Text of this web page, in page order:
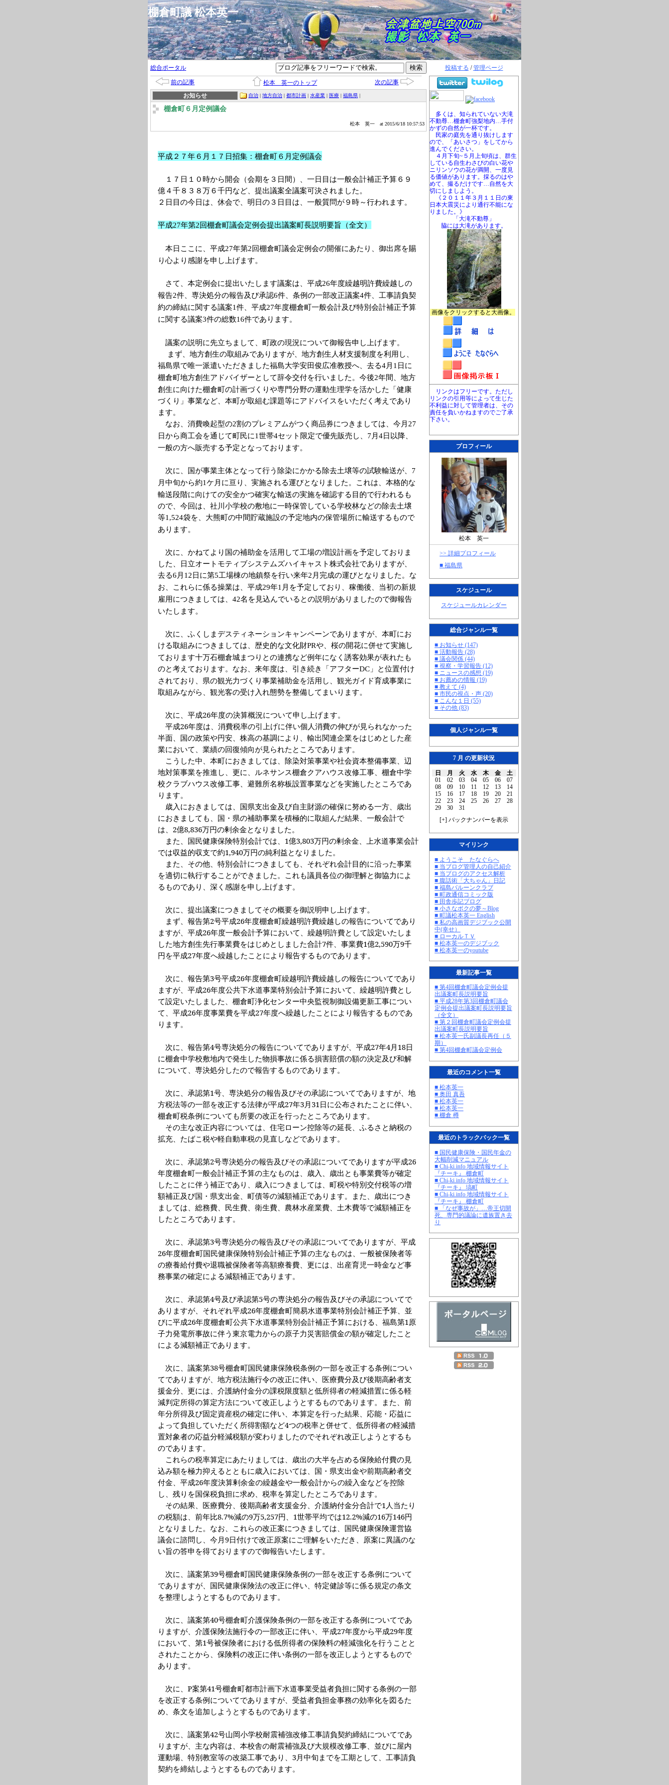
棚倉町議 松本英一
投稿する /管理ページ
多くは、知られていない大滝
不動尊…棚倉町強梨地内…手付
かずの自然が一杯です。
民家の庭先を通り抜けします
ので、「あいさつ」をしてから
進んでください。
４月下旬~５月上旬頃は、群生
している自生わさびの白い花や
ニリンソウの花が満開、一度見
る価値があります。採るのはや
めて、撮るだけです…自然を大
切にしましよう。
《２０１１年３月１１日の東
日本大震災により通行不能にな
りました。》
「大滝不動尊」
脇には大滝があります。
画像をクリックすると大画像。
リンクはフリーです。ただし
リンクの引用等によって生じた
不利益に対して管理者は、その
責任を負いかねますのでご了承
下さい。
プロフィール
松本 英一
>> 詳細プロフィール
■ 福島県
スケジュール
スケジュールカレンダー
総合ジャンル一覧
■ お知らせ (147)
■ 活動報告 (28)
■ 議会関係 (44)
■ 視察・学習報告 (12)
■ ニュースの感想 (19)
■ お薦めの情報 (19)
■ 教えて (4)
■ 市民の視点・声 (20)
■ こんな１日 (55)
■ その他 (83)
個人ジャンル一覧
7 月 の更新状況
日 月 火 水 木 金
土
01
02 03 04 05 06
07
08
09 10 11 12 13
14
15
16 17 18 19 20
21
22
23 24 25 26 27
28
29
30
31
[+] バックナンバーを表示
マイリンク
■ ようこそ たなぐらへ
■ 当ブログ管理人の自己紹介
■ 当ブログのアクセス解析
■ 腹話術「大ちゃん」日記
■ 福島バルーンクラブ
■ 町政通信コミック版
■ 田舎歩記ブログ
■ 小さなボクの夢～Blog
■ 町議松本英一 English
■ 私の高画質デジブック公開
中(幸せ）
■ ローカルＴＶ
■ 松本英一のデジブック
■ 松本英一のyoutube
最新記事一覧
■ 第4回棚倉町議会定例会提
出議案町長説明要旨
■ 平成28年第3回棚倉町議会
定例会提出議案町長説明要旨
（全文）
■ 第２回棚倉町議会定例会提
出議案町長説明要旨
■ 松本英一氏副議長再任（５
期）
■ 第4回棚倉町議会定例会
最近のコメント一覧
■ 松本英一
■ 奥田 真吾
■ 松本英一
■ 松本英一
■ 棚倉 樽
最近のトラックバック一覧
■ 国民健康保険・国民年金の
大幅削減マニュアル
■ Chi-ki.info 地域情報サイト
『チーキ』 棚倉町
■ Chi-ki.info 地域情報サイト
『チーキ』 塙町
■ Chi-ki.info 地域情報サイト
『チーキ』 棚倉町
■ 「なぜ事故が」…帝王切開
死、専門的議論に遺族置き去
り
総合ポータル
前の記事 松本 英一のトップ
次の記事
お知らせ
自治 | 地方自治 | 都市計画 | 水産業 | 医療 | 福島県 |
棚倉町６月定例議会
松本 英一 at 2015/6/18 10:57:53
平成２７年６月１７日招集：棚倉町６月定例議会
１７日１０時から開会（会期を３日間）、一日目は一般会計補正予算６９
億４千８３８万６千円など、提出議案全議案可決されました。
２日目の今日は、休会で、明日の３日目は、一般質問が９時～行われます。
平成27年第2回棚倉町議会定例会提出議案町長説明要旨（全文）
本日ここに、平成27年第2回棚倉町議会定例会の開催にあたり、御出席を賜
り心より感謝を申し上げます。
さて、本定例会に提出いたします議案は、平成26年度繰越明許費繰越しの
報告2件、専決処分の報告及び承認6件、条例の一部改正議案4件、工事請負契
約の締結に関する議案1件、平成27年度棚倉町一般会計及び特別会計補正予算
に関する議案3件の総数16件であります。
議案の説明に先立ちまして、町政の現況について御報告申し上げます。
まず、地方創生の取組みでありますが、地方創生人材支援制度を利用し、
福島県で唯一派遣いただきました福島大学安田俊広准教授へ、去る4月 1 日に
棚倉町地方創生アドバイザーとして辞令交付を行いました。今後2年間、地方
創生に向けた棚倉町の計画づくりや専門分野の運動生理学を活かした「健康
づくり」事業など、本町が取組む課題等にアドバイスをいただく考えであり
ます。
なお、消費喚起型の2割のプレミアムがつく商品券につきましては、今月 27
日から商工会を通じて町民に1世帯4セット限定で優先販売し、 7 月4日以降、
一般の方へ販売する予定となっております。
次に、国が事業主体となって行う除染にかかる除去土壌等の試験輸送が、 7
月中旬から約1ケ月に亘り、実施される運びとなりました。これは、本格的な
輸送段階に向けての安全かつ確実な輸送の実施を確認する目的で行われるも
ので、今回は、社川小学校の敷地に一時保管している学校林などの除去土壌
等1,524袋を、大熊町の中間貯蔵施設の予定地内の保管場所に輸送するもので
あります。
次に、かねてより国の補助金を活用して工場の増設計画を予定しておりま
した、日立オートモティブシステムズハイキャスト株式会社でありますが、
去る6 月 12日に第5工場棟の地鎮祭を行い来年2 月完成の運びとなりました。な
お、これらに係る操業は、平成29年1 月を予定しており、稼働後、当初の新規
雇用につきましては、42名を見込んでいるとの説明がありましたので御報告
いたします。
次に、ふくしまデスティネーションキャンペーンでありますが、本町にお
ける取組みにつきましては、歴史的な文化財PRや、桜の開花に併せて実施し
ております十万石棚倉城まつりとの連携など例年になく誘客効果が表れたも
のと考えております。なお、来年度は、引き続き「アフターDC 」と位置付け
されており、県の観光力づくり事業補助金を活用し、観光ガイド育成事業に
取組みながら、観光客の受け入れ態勢を整備してまいります。
次に、平成26年度の決算概況について申し上げます。
平成26年度は、消費税率の引上げに伴い個人消費の伸びが見られなかった
半面、国の政策や円安、株高の基調により、輸出関連企業をはじめとした産
業において、業績の回復傾向が見られたところであります。
こうした中、本町におきましては、除染対策事業や社会資本整備事業、辺
地対策事業を推進し、更に、ルネサンス棚倉クアハウス改修工事、棚倉中学
校クラブハウス改修工事、避難所名称板設置事業などを実施したところであ
ります。
歳入におきましては、国県支出金及び自主財源の確保に努める一方、歳出
におきましても、国・県の補助事業を積極的に取組んだ結果、一般会計で
は、 2億8,836万円の剰余金となりました。
また、国民健康保険特別会計では、 1億3,803万円の剰余金、上水道事業会計
では収益的収支で約1,940万円の純利益となりました。
また、その他、特別会計につきましても、それぞれ会計目的に沿った事業
を適切に執行することができました。これも議員各位の御理解と御協力によ
るものであり、深く感謝を申し上げます。
次に、提出議案につきましてその概要を御説明申し上げます。
まず、報告第2号平成26年度棚倉町繰越明許費繰越しの報告についてであり
ますが、平成26年度一般会計予算において、繰越明許費として設定いたしま
した地方創生先行事業費をはじめとしました合計7件、事業費1億2,590万9千
円を平成27年度へ繰越したことにより報告するものであります。
次に、報告第3号平成26年度棚倉町繰越明許費繰越しの報告についてであり
ますが、平成26年度公共下水道事業特別会計予算において、繰越明許費とし
て設定いたしました、棚倉町浄化センター中央監視制御設備更新工事につい
て、平成26年度事業費を平成27年度へ繰越したことにより報告するものであ
ります。
次に、報告第4号専決処分の報告についてでありますが、平成27年4月 18日
に棚倉中学校敷地内で発生した物損事故に係る損害賠償の額の決定及び和解
について、専決処分したので報告するものであります。
次に、承認第1号、専決処分の報告及びその承認についてでありますが、地
方税法等の一部を改正する法律が平成27年3月 31 日に公布されたことに伴い、
棚倉町税条例についても所要の改正を行ったところであります。
その主な改正内容については、住宅ローン控除等の延長、ふるさと納税の
拡充、たばこ税や軽自動車税の見直しなどであります。
次に、承認第2号専決処分の報告及びその承認についてでありますが平成26
年度棚倉町一般会計補正予算の主なものは、歳入、歳出とも事業費等が確定
したことに伴う補正であり、歳入につきましては、町税や特別交付税等の増
額補正及び国・県支出金、町債等の減額補正であります。また、歳出につき
ましては、総務費、民生費、衛生費、農林水産業費、土木費等で減額補正を
したところであります。
次に、承認第3号専決処分の報告及びその承認についてでありますが、平成
26年度棚倉町国民健康保険特別会計補正予算の主なものは、一般被保険者等
の療養給付費や退職被保険者等高額療養費、更には、出産育児一時金など事
務事業の確定による減額補正であります。
次に、承認第4号及び承認第5号の専決処分の報告及びその承認についてで
ありますが、それぞれ平成26年度棚倉町簡易水道事業特別会計補正予算、並
びに平成26年度棚倉町公共下水道事業特別会計補正予算における、福島第1 原
子力発電所事故に伴う東京電力からの原子力災害賠償金の額が確定したこと
による減額補正であります。
次に、議案第38号棚倉町国民健康保険税条例の一部を改正する条例につい
てでありますが、地方税法施行令の改正に伴い、医療費分及び後期高齢者支
援金分、更には、介護納付金分の課税限度額と低所得者の軽減措置に係る軽
減判定所得の算定方法について改正しようとするものであります。また、前
年分所得及び固定資産税の確定に伴い、本算定を行った結果、応能・応益に
よって負担していただく所得割額など4つの税率と併せて、低所得者の軽減措
置対象者の応益分軽減税額が変わりましたのでそれぞれ改正しようとするも
のであります。
これらの税率算定にあたりましては、歳出の大半を占める保険給付費の見
込み額を極力抑えるとともに歳入においては、国・県支出金や前期高齢者交
付金、平成26年度決算剰余金の繰越金や一般会計からの繰入金などを控除
し、残りを国保税負担に求め、税率を算定したところであります。
その結果、医療費分、後期高齢者支援金分、介護納付金分合計で1 人当たり
の税額は、前年比8.7%減の9万5,257円、 1世帯平均では12.2%減の16万146円
となりました。なお、これらの改正案につきましては、国民健康保険運営協
議会に諮問し、今月9日付けで改正原案にご理解をいただき、原案に異議のな
い旨の答申を得ておりますので御報告いたします。
次に、議案第39号棚倉町国民健康保険条例の一部を改正する条例について
でありますが、国民健康保険法の改正に伴い、特定健診等に係る規定の条文
を整理しようとするものであります。
次に、議案第40号棚倉町介護保険条例の一部を改正する条例についてであ
りますが、介護保険法施行令の一部改正に伴い、平成27年度から平成29年度
において、第1号被保険者における低所得者の保険料の軽減強化を行うことと
されたことから、保険料の改正に伴い条例の一部を改正しようとするもので
あります。
次に、 P案第41号棚倉町都市計画下水道事業受益者負担に関する条例の一部
を改正する条例についてでありますが、受益者負担金事務の効率化を図るた
め、条文を追加しようとするものであります。
次に、議案第42号山岡小学校耐震補強改修工事請負契約締結についてであ
りますが、主な内容は、本校舎の耐震補強及び大規模改修工事、並びに屋内
運動場、特別教室等の改築工事であり、 3月中旬までを工期として、工事請負
契約を締結しようとするものであります。